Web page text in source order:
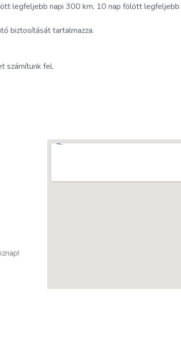
legfeljebb napi 300 km, 10 nap fölött
biztosítását tartalmazza.
számítunk fel.